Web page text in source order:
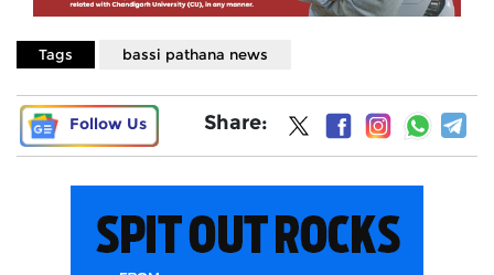
Tags bassi pathana news
Follow Us Share: